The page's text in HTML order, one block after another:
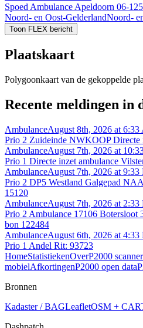
Spoed Ambulance Apeldoorn 06-125
Noord- en Oost-GelderlandNoord-
Toon FLEX bericht
Plaatskaart
Polygoonkaart van de gekoppelde
Recente meldingen in
AmbulanceAugust 8th, 2026 at
Prio 2 Zuideinde NWKOOP Directe
AmbulanceAugust 7th, 2026 at
Prio 1 Directe inzet ambulance
AmbulanceAugust 7th, 2026 at 9:33
Prio 2 DP5 Westland Galgepad
15120
AmbulanceAugust 7th, 2026 at 2:33
Prio 2 Ambulance 17106
bon 122484
AmbulanceAugust 6th, 2026 at 4:33
Prio 1 Andel Rit: 93723
HomeStatistiekenOverP2000 scanner
mobielAfkortingenP2000 open data
Bronnen
Kadaster / BAGLeafletOSM +